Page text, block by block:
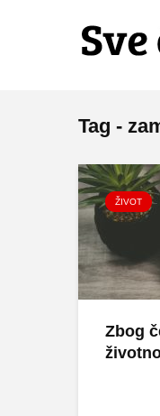
Tag -
ŽIVOT
Zbog